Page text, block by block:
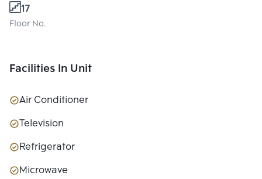
17
Floor No.
Facilities In Unit
Air Conditioner
Television
Refrigerator
Microwave